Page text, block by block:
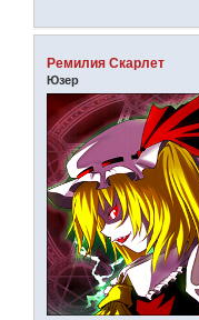
Ремилия Скарлет
Юзер